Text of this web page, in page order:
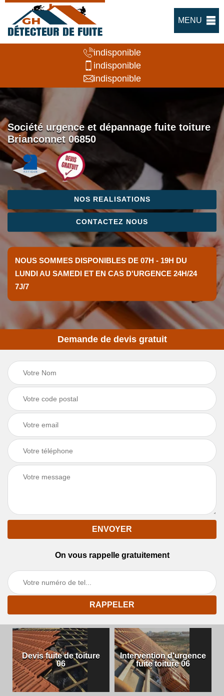
MENU
indisponible
indisponible
indisponible
Société urgence et dépannage fuite toiture
Brianconnet 06850
NOS REALISATIONS
CONTACTEZ NOUS
NOUS SOMMES DISPONIBLES DE 07H - 19H DU
LUNDI AU SAMEDI ET EN CAS D'URGENCE 24H/24
7J/7
Demande de devis gratuit
On vous rappelle gratuitement
Devis fuite de toiture
06
Intervention d'urgence
fuite toiture 06